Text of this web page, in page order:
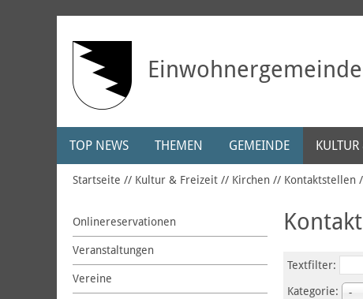
TOP NEWS THEMEN GEMEINDE
Startseite Kultur & Freizeit Kirchen Kontaktstellen
Onlinereservationen
Veranstaltungen
Vereine
Textfilter:
Kategorie: -